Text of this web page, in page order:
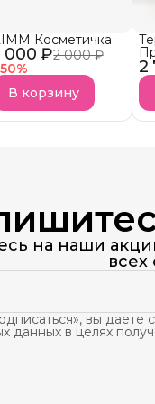
000 ₽2 000 ₽
50%
Косметичка
В корзину
2
с
на наши
всех
вы даете
данных в целях